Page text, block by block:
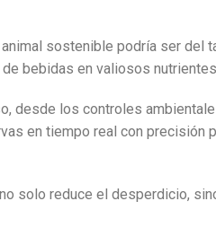
sostenible podría ser del
bebidas en valiosos
desde los controles
en tiempo real con
solo reduce el desperdicio,